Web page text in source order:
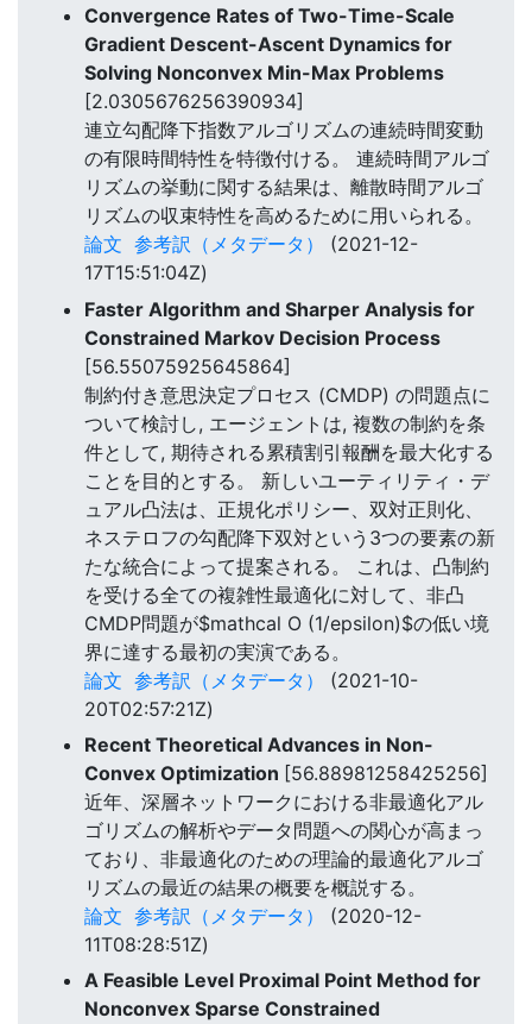
Convergence Rates of Two-Time-Scale
Gradient Descent-Ascent Dynamics for
Solving Nonconvex Min-Max Problems
[2.0305676256390934]
連立勾配降下指数アルゴリズムの連続時間変動
の有限時間特性を特徴付ける。 連続時間アルゴ
リズムの挙動に関する結果は、離散時間アルゴ
リズムの収束特性を高めるために用いられる。
論文 参考訳（メタデータ）
(2021-12-
17T15:51:04Z)
Faster Algorithm and Sharper Analysis for
Constrained Markov Decision Process
[56.55075925645864]
制約付き意思決定プロセス (CMDP) の問題点に
ついて検討し, エージェントは, 複数の制約を条
件として, 期待される累積割引報酬を最大化する
ことを目的とする。 新しいユーティリティ・デ
ュアル凸法は、正規化ポリシー、双対正則化、
ネステロフの勾配降下双対という3つの要素の新
たな統合によって提案される。 これは、凸制約
を受ける全ての複雑性最適化に対して、非凸
CMDP問題が$mathcal O (1/epsilon)$の低い境
界に達する最初の実演である。
論文 参考訳（メタデータ）
(2021-10-
20T02:57:21Z)
Recent Theoretical Advances in Non-
Convex Optimization [56.88981258425256]
近年、深層ネットワークにおける非最適化アル
ゴリズムの解析やデータ問題への関心が高まっ
ており、非最適化のための理論的最適化アルゴ
リズムの最近の結果の概要を概説する。
論文 参考訳（メタデータ）
(2020-12-
11T08:28:51Z)
A Feasible Level Proximal Point Method for
Nonconvex Sparse Constrained